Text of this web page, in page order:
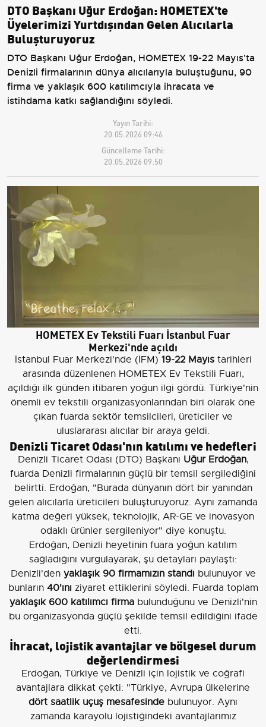
DTO Başkanı Uğur Erdoğan: HOMETEX'te
Üyelerimizi Yurtdışından Gelen Alıcılarla
Buluşturuyoruz
DTO Başkanı Uğur Erdoğan, HOMETEX 19-22 Mayıs'ta
Denizli firmalarının dünya alıcılarıyla buluştuğunu, 90
firma ve yaklaşık 600 katılımcıyla ihracata ve
istihdama katkı sağlandığını söyledi.
Yayın Tarihi:
20.05.2026 09:46
Güncelleme Tarihi:
20.05.2026 09:50
HOMETEX Ev Tekstili Fuarı İstanbul Fuar
Merkezi'nde açıldı
İstanbul Fuar Merkezi'nde (İFM) 19-22 Mayıstarihleri
arasında düzenlenen HOMETEX Ev Tekstili Fuarı,
açıldığı ilk günden itibaren yoğun ilgi gördü. Türkiye'nin
önemli ev tekstili organizasyonlarından biri olarak öne
çıkan fuarda sektör temsilcileri, üreticiler ve
uluslararası alıcılar bir araya geldi.
Denizli Ticaret Odası'nın katılımı ve hedefleri
Denizli Ticaret Odası (DTO) Başkanı Uğur Erdoğan,
fuarda Denizli firmalarının güçlü bir temsil sergilediğini
belirtti. Erdoğan, "Burada dünyanın dört bir yanından
gelen alıcılarla üreticileri buluşturuyoruz. Aynı zamanda
katma değeri yüksek, teknolojik, AR-GE ve inovasyon
odaklı ürünler sergileniyor" diye konuştu.
Erdoğan, Denizli heyetinin fuara yoğun katılım
sağladığını vurgulayarak, şu detayları paylaştı:
Denizli'den yaklaşık 90 firmamızın standı bulunuyor ve
bunların 40'ını ziyaret ettiklerini söyledi. Fuarda toplam
yaklaşık 600 katılımcı firmabulunduğunu ve Denizli'nin
bu organizasyonda güçlü şekilde temsil edildiğini ifade
etti.
İhracat, lojistik avantajlar ve bölgesel durum
değerlendirmesi
Erdoğan, Türkiye ve Denizli için lojistik ve coğrafi
avantajlara dikkat çekti: "Türkiye, Avrupa ülkelerine
dört saatlik uçuş mesafesinde bulunuyor. Aynı
zamanda karayolu lojistiğindeki avantajlarımız